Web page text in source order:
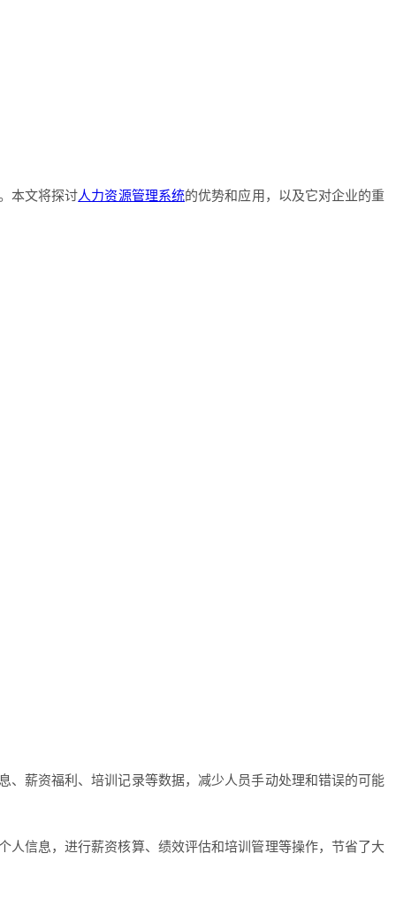
本文将探讨人力资源管理系统的优势和应用，以及它对企业的重
薪资福利、培训记录等数据，减少人员手动处理和错误的可能
信息，进行薪资核算、绩效评估和培训管理等操作，节省了大